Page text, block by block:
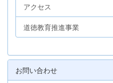
アクセス
道徳教育推進事業
お問い合わせ